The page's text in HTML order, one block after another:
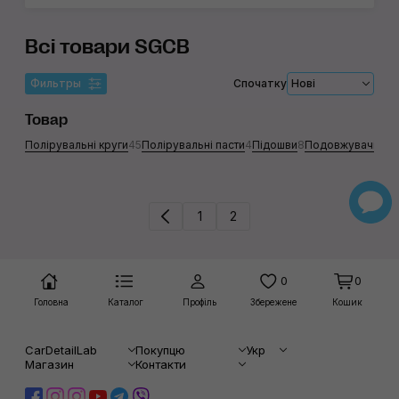
Всі товари SGCB
Фильтры Спочатку Нові
Товар
Полірувальні круги45Полірувальні пасти4Підошви8Подовжувачі
1 2
Головна Каталог Профіль
0
Збережене
0
Кошик
CarDetailLab Покупцю
Укр
Магазин
Контакти